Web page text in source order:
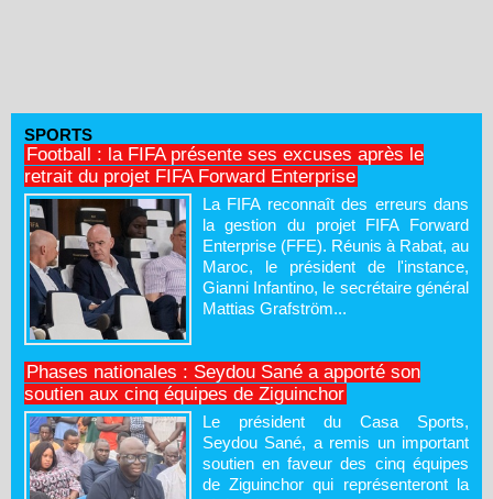
SPORTS
Football : la FIFA présente ses excuses après le
retrait du projet FIFA Forward Enterprise
La FIFA reconnaît des erreurs dans
la gestion du projet FIFA Forward
Enterprise (FFE). Réunis à Rabat, au
Maroc, le président de l'instance,
Gianni Infantino, le secrétaire général
Mattias Grafström...
Phases nationales : Seydou Sané a apporté son
soutien aux cinq équipes de Ziguinchor
Le président du Casa Sports,
Seydou Sané, a remis un important
soutien en faveur des cinq équipes
de Ziguinchor qui représenteront la